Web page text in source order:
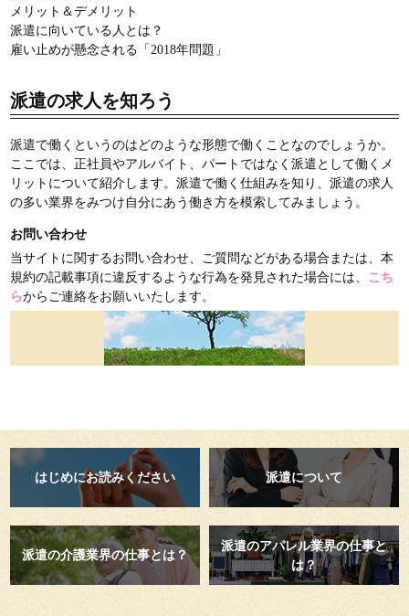
メリット＆デメリット
派遣に向いている人とは？
雇い止めが懸念される「2018年問題」
派遣の求人を知ろう
派遣で働くというのはどのような形態で働くことなのでしょうか。
ここでは、正社員やアルバイト、パートではなく派遣として働くメ
リットについて紹介します。派遣で働く仕組みを知り、派遣の求人
の多い業界をみつけ自分にあう働き方を模索してみましょう。
お問い合わせ
当サイトに関するお問い合わせ、ご質問などがある場合または、本
規約の記載事項に違反するような行為を発見された場合には、 こち
らからご連絡をお願いいたします。
はじめにお読みください 派遣について
派遣の介護業界の仕事とは？
派遣のアパレル業界の仕事と
は？